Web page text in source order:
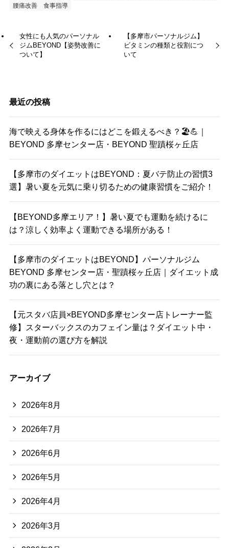
腰痛改善
食事指導
女性にも人気のパーソナル
ジムBEYOND【姿勢改善に
ついて】
【多摩市パーソナルジム】
ビタミンの種類と役割につ
いて
最近の投稿
海で映える身体を作るにはどこを鍛えるべき？🏖️💪｜
BEYOND 多摩センター店・BEYOND 聖蹟桜ヶ丘店
【多摩市のダイエットはBEYOND：夏バテ防止の習慣3
選】暑い夏を元気に乗り切るための健康習慣をご紹介！
【BEYOND多摩エリア！】暑い夏でも運動を続けるに
は？涼しく効率よく運動できる場所がある！
【多摩市のダイエットはBEYOND】パーソナルジム
BEYOND 多摩センター店・聖蹟桜ヶ丘店｜ダイエット成
功の裏にある落とし穴とは？
【元スタバ店員×BEYOND多摩センター店トレーナー監
修】スターバックスのカフェイン量は？ダイエット中・
夜・運動前の選び方を解説
アーカイブ
2026年8月
2026年7月
2026年6月
2026年5月
2026年4月
2026年3月